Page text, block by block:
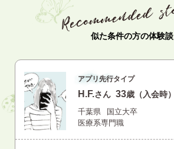
似た条件の方の体験談
アプリ先行タイプ
H.F.さん 33歳（入会時）
千葉県
国立大卒
医療系専門職